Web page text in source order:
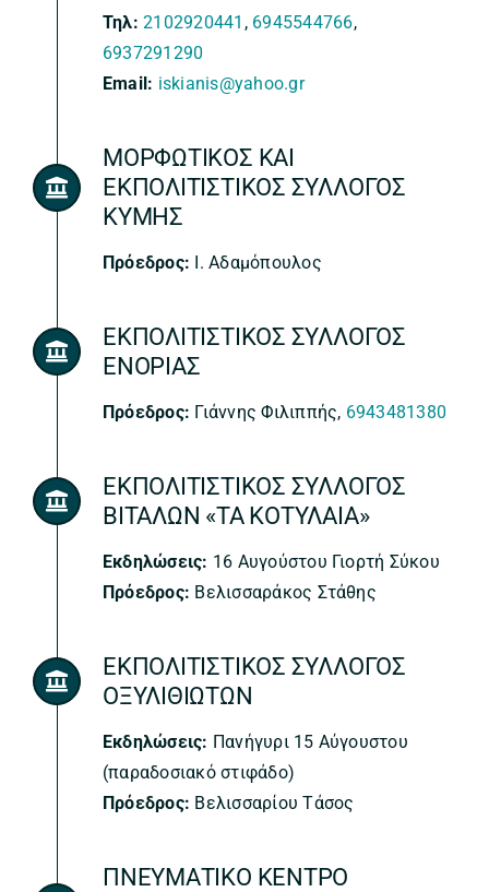
Τηλ: 2102920441 , 6945544766,
6937291290
Email: iskianis@yahoo.gr
ΜΟΡΦΩΤΙΚΟΣ ΚΑΙ
ΕΚΠΟΛΙΤΙΣΤΙΚΟΣ ΣΥΛΛΟΓΟΣ
ΚΥΜΗΣ
Πρόεδρος: Ι. Αδαμόπουλος
ΕΚΠΟΛΙΤΙΣΤΙΚΟΣ ΣΥΛΛΟΓΟΣ
ΕΝΟΡΙΑΣ
Πρόεδρος: Γιάννης Φιλιππής, 6943481380
ΕΚΠΟΛΙΤΙΣΤΙΚΟΣ ΣΥΛΛΟΓΟΣ
ΒΙΤΑΛΩΝ «ΤΑ ΚΟΤΥΛΑΙΑ»
Εκδηλώσεις: 16 Αυγούστου Γιορτή Σύκου
Πρόεδρος: Βελισσαράκος Στάθης
ΕΚΠΟΛΙΤΙΣΤΙΚΟΣ ΣΥΛΛΟΓΟΣ
ΟΞΥΛΙΘΙΩΤΩΝ
Εκδηλώσεις: Πανήγυρι 15 Αύγουστου
(παραδοσιακό στιφάδο)
Πρόεδρος: Βελισσαρίου Τάσος
ΠΝΕΥΜΑΤΙΚΟ ΚΕΝΤΡΟ